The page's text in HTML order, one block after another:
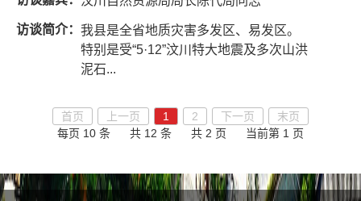
访谈简介： 我县是全省地质灾害多发区、易发区。
特别是受“5·12”汶川特大地震及多次山洪
泥石...
首页 上一页 1 2 下一页
末页
每页 10 条
共 12 条 共 2 页 当前第 1 页